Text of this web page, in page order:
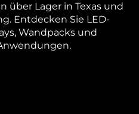
über Lager in Texas und
Entdecken Sie LED-
Wandpacks und